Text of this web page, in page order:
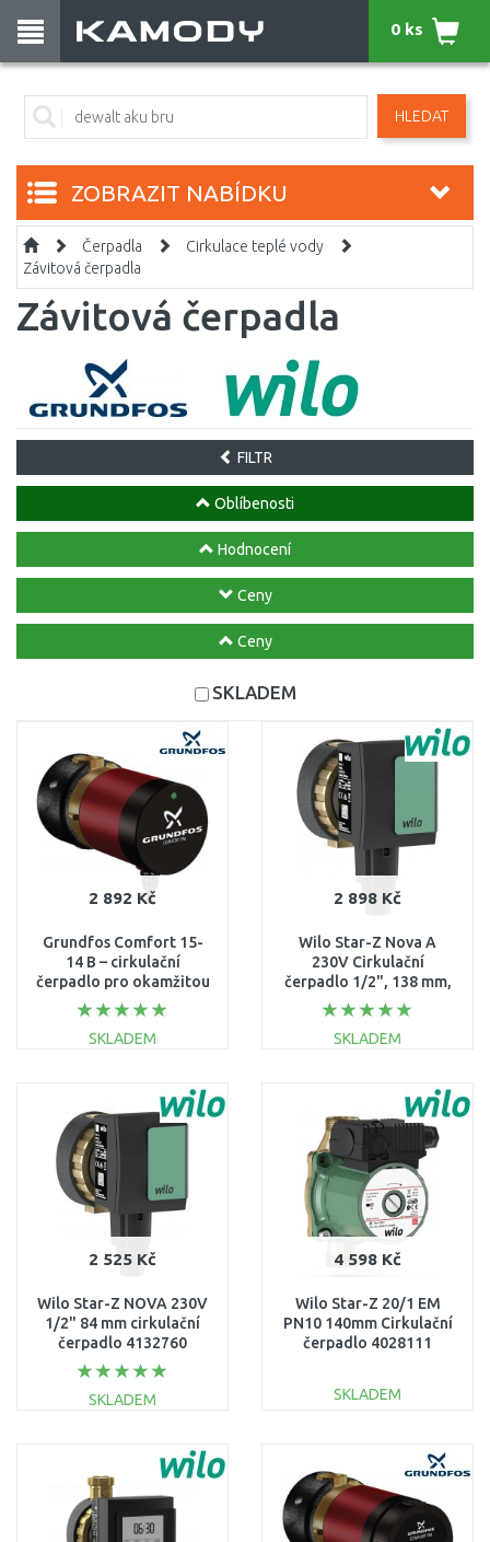
HLEDAT
0 ks
ZOBRAZIT NABÍDKU
Čerpadla
Cirkulace teplé vody
Závitová čerpadla
Závitová čerpadla
FILTR
Oblíbenosti
Hodnocení
Ceny
Ceny
SKLADEM
2 892 Kč
Grundfos Comfort 15-
14 B – cirkulační
čerpadlo pro okamžitou
teplou vodu z kohoutku
97916771
SKLADEM
Porovnat
2 898 Kč
Wilo Star-Z Nova A
230V Cirkulační
čerpadlo 1/2", 138 mm,
4132761
SKLADEM
Porovnat
2 525 Kč
Wilo Star-Z NOVA 230V
1/2" 84 mm cirkulační
čerpadlo 4132760
SKLADEM
Porovnat
4 598 Kč
Wilo Star-Z 20/1 EM
PN10 140mm Cirkulační
čerpadlo 4028111
SKLADEM
Porovnat